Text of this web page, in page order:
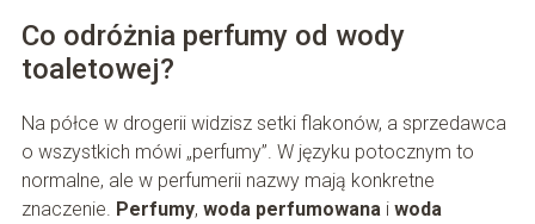
Co odróżnia perfumy od wody
toaletowej?
Na półce w drogerii widzisz setki flakonów, a sprzedawca
o wszystkich mówi „perfumy”. W języku potocznym to
normalne, ale w perfumerii nazwy mają konkretne
znaczenie. Perfumy, woda perfumowanai woda